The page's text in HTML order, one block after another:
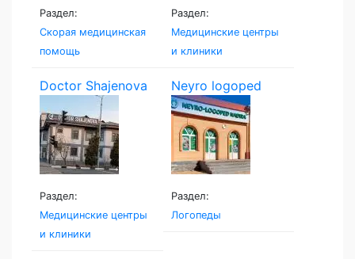
Раздел:
Скорая медицинская
помощь
Раздел:
Медицинские центры
и клиники
Doctor Shajenova
Раздел:
Медицинские центры
и клиники
Neyro logoped
Раздел:
Логопеды